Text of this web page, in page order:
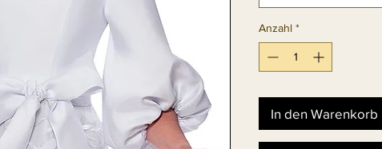
Anzahl *
In den Warenkorb